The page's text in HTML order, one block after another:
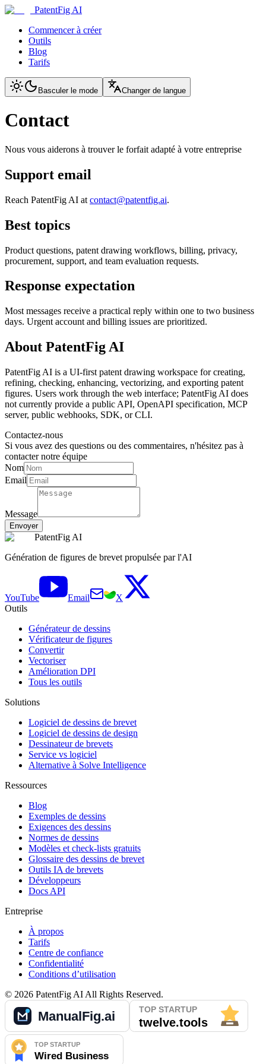
PatentFig AI
Commencer à créer
Outils
Blog
Tarifs
Basculer le mode Changer de langue
Contact
Nous vous aiderons à trouver le forfait adapté à votre entreprise
Support email
Reach PatentFig AI at contact@patentfig.ai.
Best topics
Product questions, patent drawing workflows, billing, privacy,
procurement, support, and team evaluation requests.
Response expectation
Most messages receive a practical reply within one to two business
days. Urgent account and billing issues are prioritized.
About PatentFig AI
PatentFig AI is a UI-first patent drawing workspace for creating,
refining, checking, enhancing, vectorizing, and exporting patent
figures. Users work through the web interface; PatentFig AI does
not currently provide a public API, OpenAPI specification, MCP
server, public webhooks, SDK, or CLI.
Contactez-nous
Si vous avez des questions ou des commentaires, n'hésitez pas à
contacter notre équipe
Nom
Email
Message
Envoyer
PatentFig AI
Génération de figures de brevet propulsée par l'AI
YouTube Email
X
Outils
Générateur de dessins
Vérificateur de figures
Convertir
Vectoriser
Amélioration DPI
Tous les outils
Solutions
Logiciel de dessins de brevet
Logiciel de dessins de design
Dessinateur de brevets
Service vs logiciel
Alternative à Solve Intelligence
Ressources
Blog
Exemples de dessins
Exigences des dessins
Normes de dessins
Modèles et check-lists gratuits
Glossaire des dessins de brevet
Outils IA de brevets
Développeurs
Docs API
Entreprise
À propos
Tarifs
Centre de confiance
Confidentialité
Conditions d’utilisation
© 2026 PatentFig AI All Rights Reserved.